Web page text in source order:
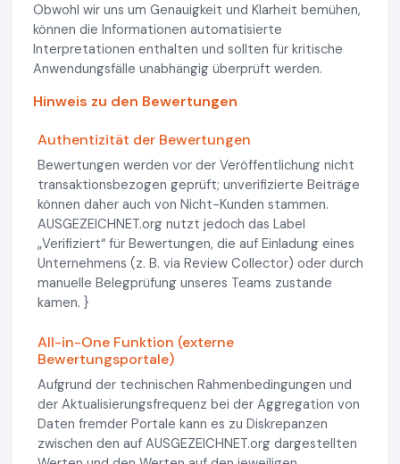
Obwohl wir uns um Genauigkeit und Klarheit bemühen,
können die Informationen automatisierte
Interpretationen enthalten und sollten für kritische
Anwendungsfälle unabhängig überprüft werden.
Hinweis zu den Bewertungen
Authentizität der Bewertungen
Bewertungen werden vor der Veröffentlichung nicht
transaktionsbezogen geprüft; unverifizierte Beiträge
können daher auch von Nicht-Kunden stammen.
AUSGEZEICHNET.org nutzt jedoch das Label
„Verifiziert“ für Bewertungen, die auf Einladung eines
Unternehmens (z. B. via Review Collector) oder durch
manuelle Belegprüfung unseres Teams zustande
kamen. }
All-in-One Funktion (externe
Bewertungsportale)
Aufgrund der technischen Rahmenbedingungen und
der Aktualisierungsfrequenz bei der Aggregation von
Daten fremder Portale kann es zu Diskrepanzen
zwischen den auf AUSGEZEICHNET.org dargestellten